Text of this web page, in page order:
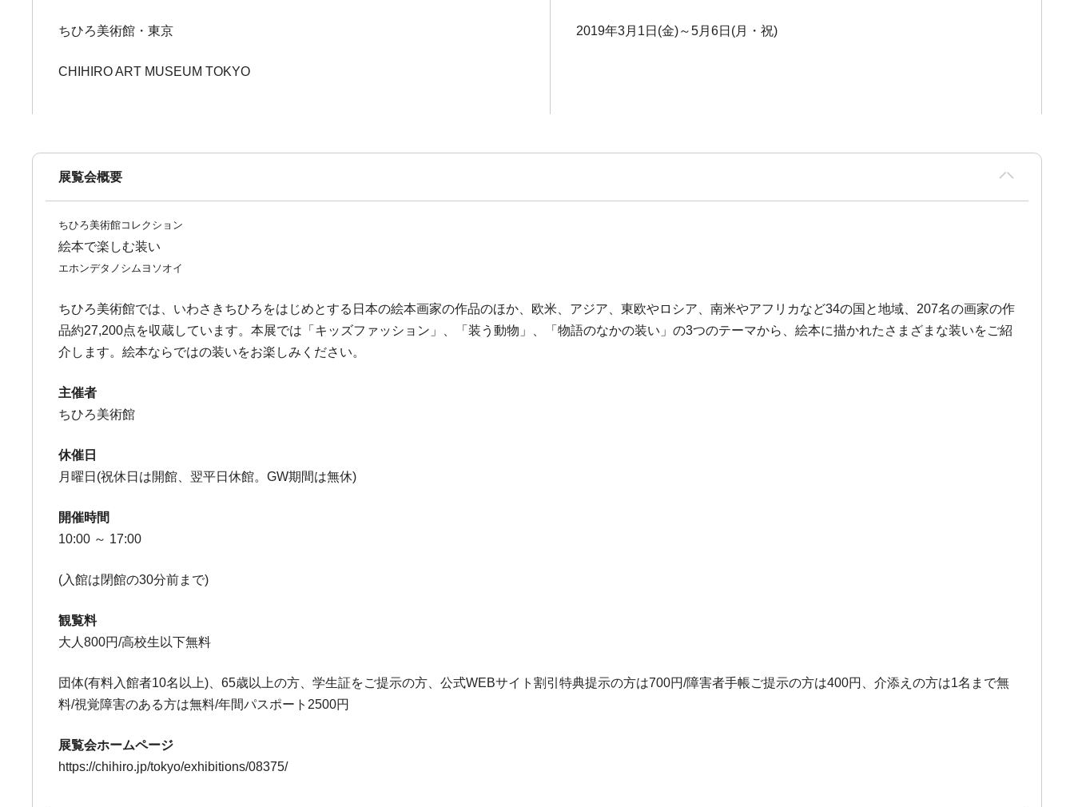
ちひろ美術館・東京
CHIHIRO ART MUSEUM TOKYO
2019年3月1日(金)～5月6日(月・祝)
展覧会概要
ちひろ美術館コレクション
絵本で楽しむ装い
エホンデタノシムヨソオイ
ちひろ美術館では、いわさきちひろをはじめとする日本の絵本画家の作品のほか、欧米、アジア、東欧やロシア、南米やアフリカなど34の国と地域、207名の画家の作
品約27,200点を収蔵しています。本展では「キッズファッション」、「装う動物」、「物語のなかの装い」の3つのテーマから、絵本に描かれたさまざまな装いをご紹
介します。絵本ならではの装いをお楽しみください。
主催者
ちひろ美術館
休催日
月曜日(祝休日は開館、翌平日休館。GW期間は無休)
開催時間
10:00 ～ 17:00
(入館は閉館の30分前まで)
観覧料
大人800円/高校生以下無料
団体(有料入館者10名以上)、65歳以上の方、学生証をご提示の方、公式WEBサイト割引特典提示の方は700円/障害者手帳ご提示の方は400円、介添えの方は1名まで無
料/視覚障害のある方は無料/年間パスポート2500円
展覧会ホームページ
https://chihiro.jp/tokyo/exhibitions/08375/